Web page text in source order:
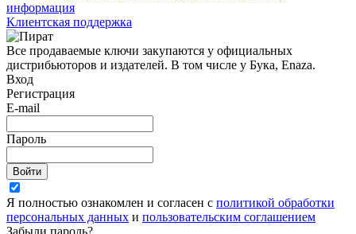
информация
Клиентская поддержка
Все продаваемые ключи закупаются у официальных
дистрибьюторов и издателей. В том числе у Бука, Enaza.
Вход
Регистрация
E-mail
Пароль
Войти
Я полностью ознакомлен и согласен с политикой обработки
персональных данных и пользовательским соглашением
Забыли пароль?